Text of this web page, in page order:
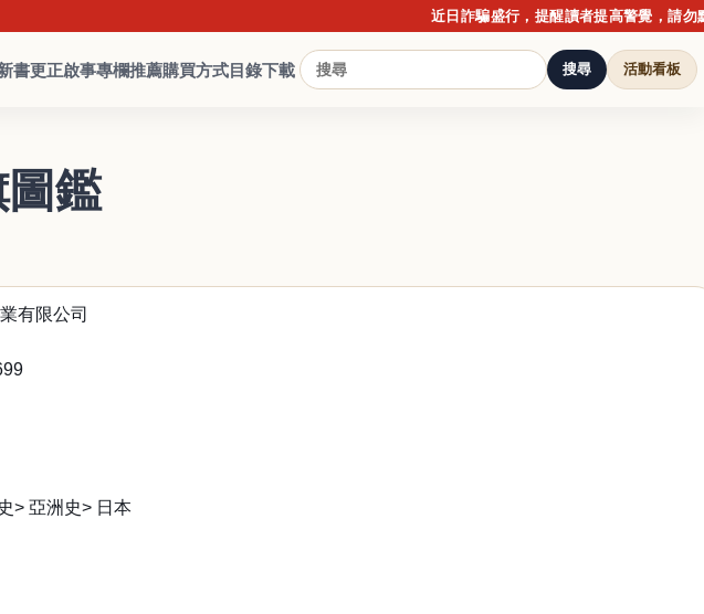
近日詐騙盛行，提醒讀者提高警覺，請勿點擊不
書更正啟事專欄推薦購買方式目錄下載 搜尋 活動看板
鑑
有限公司
> 亞洲史> 日本